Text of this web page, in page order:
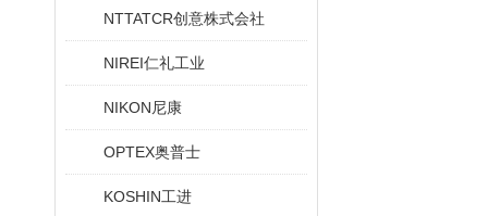
NTTATCR创意株式会社
NIREI仁礼工业
NIKON尼康
OPTEX奥普士
KOSHIN工进